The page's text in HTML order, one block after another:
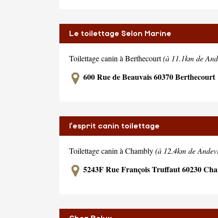
Le toilettage Selon Marine
Toilettage canin à Berthecourt(à 11.1km de
600 Rue de Beauvais 60370 Berthecourt
l'esprit canin toilettage
Toilettage canin à Chambly(à 12.4km de
5243F Rue François Truffaut 60230